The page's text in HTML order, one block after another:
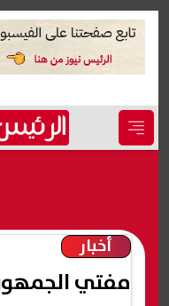
أخبار
مفتي